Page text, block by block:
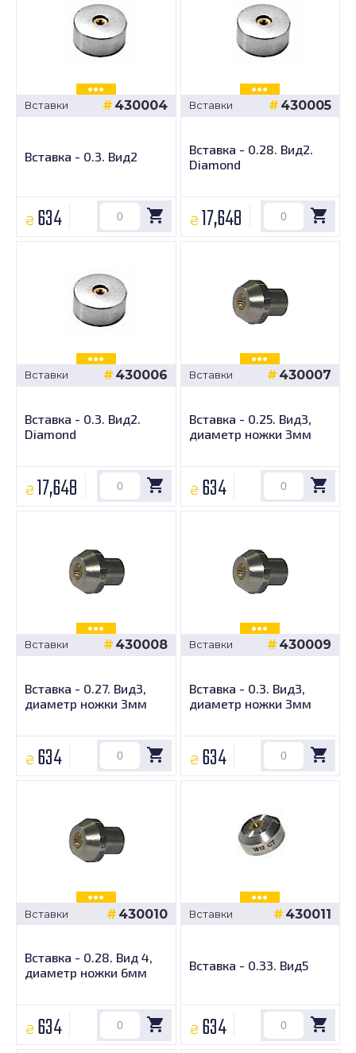
Вставки 430004
Вставка - 0.3. Вид2
₴ 634
Вставки 430005
Вставка - 0.28. Вид2.
Diamond
₴ 17,648
Вставки 430006
Вставка - 0.3. Вид2.
Diamond
₴ 17,648
Вставки 430007
Вставка - 0.25. Вид3,
диаметр ножки 3мм
₴ 634
Вставки 430008
Вставка - 0.27. Вид3,
диаметр ножки 3мм
₴ 634
Вставки 430009
Вставка - 0.3. Вид3,
диаметр ножки 3мм
₴ 634
Вставки 430010
Вставка - 0.28. Вид 4,
диаметр ножки 6мм
₴ 634
Вставки 430011
Вставка - 0.33. Вид5
₴ 634